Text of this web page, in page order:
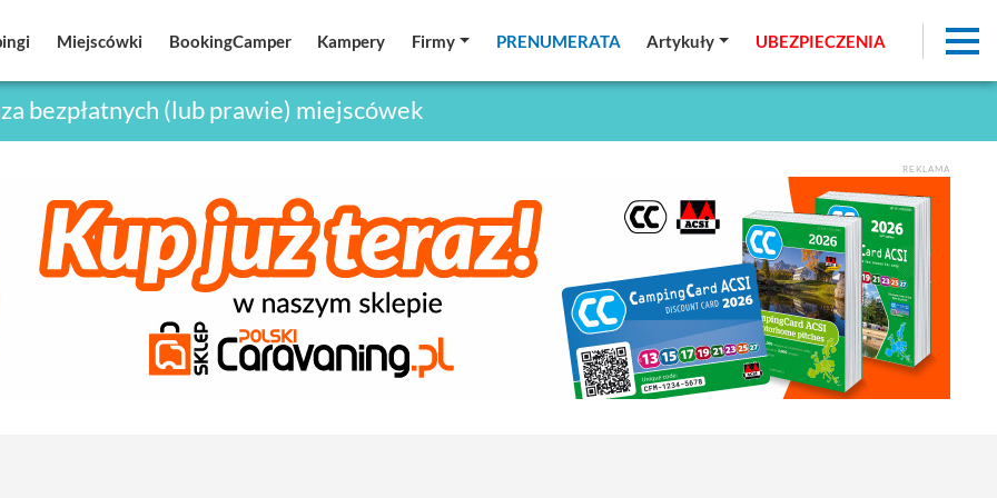
Miejscówki BookingCamper Kampery Firmy PRENUMERATA Artykuły UBEZPIECZENIA
bezpłatnych (lub prawie) miejscówek
REKLAMA
Miejscówki BookingCamper Kampery Firmy PRENUMERATA Artykuły UBEZPIECZENIA